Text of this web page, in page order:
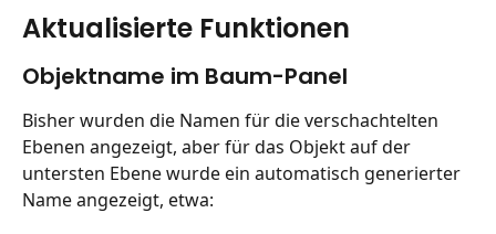
Aktualisierte Funktionen
Objektname im Baum-Panel
Bisher wurden die Namen für die verschachtelten
Ebenen angezeigt, aber für das Objekt auf der
untersten Ebene wurde ein automatisch generierter
Name angezeigt, etwa: